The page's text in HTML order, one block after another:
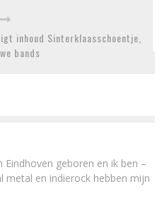
inhoud Sinterklaasschoentje,
bands
geboren en ik ben –
metal en indierock hebben mijn